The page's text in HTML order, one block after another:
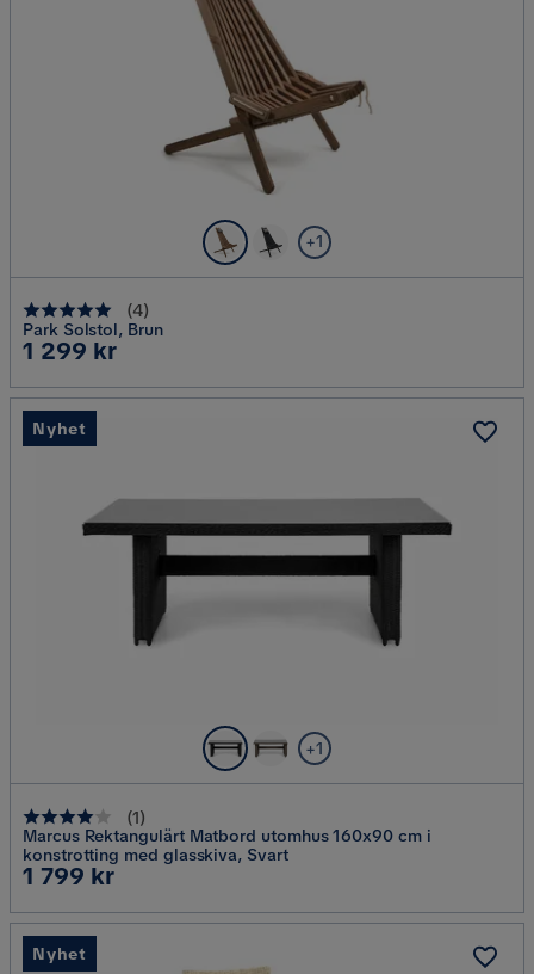
+1
(4)
Park Solstol, Brun
Pris
1 299 kr
+1
(1)
Marcus Rektangulärt Matbord utomhus 160x90 cm i
konstrotting med glasskiva, Svart
Pris
1 799 kr
Nyhet
Nyhet